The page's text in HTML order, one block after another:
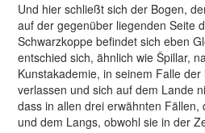
Und hier schließt sich der Bogen,
auf der gegenüber liegenden Seite
Schwarzkoppe befindet sich eben
entschied sich, ähnlich wie Špillar,
Kunstakademie, in seinem Falle
verlassen und sich auf dem Lande
dass in allen drei erwähnten
und dem Langs, obwohl sie in der